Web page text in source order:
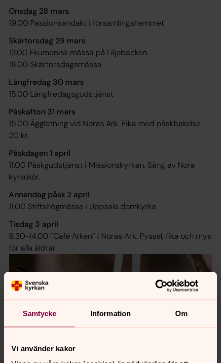
Samtycke Information Om
Vi använder kakor
Onsdag 28 mars
19.00 Passionsandakt i församlingshemmet
Skärtorsdag 29 mars
13.00 Ekumenisk mässa på Liljebacken
18.00 Skärtorsdagsmässa
Långfredag 30 mars
15.00 Långfredagsgudstjänst
Påskafton 31 mars
15.00 Äggletning vid Noras Ark. Fika med påskbakelse
20 kr.
Påskdagen 1 april
11.00 Påskgudstjänst i Missionskyrkan. Sång av Nora
kyrkokör.
Annandag påsk 2 april
11.00 Stiftshögmässa i Uppsala domkyrka
Tisdag 3 april
9.30-14.00 ”Café Arken” i Noras Ark. Pyssel, fika och mys
för alla åldrar.